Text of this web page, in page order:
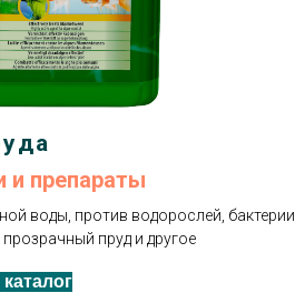
и препараты
воды, против водорослей, бактерии
прозрачный пруд и другое